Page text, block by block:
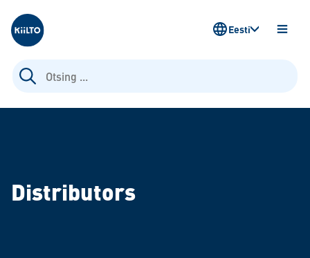
Kiilto Estonia
Otsi:
AVA
Eesti
Distributors